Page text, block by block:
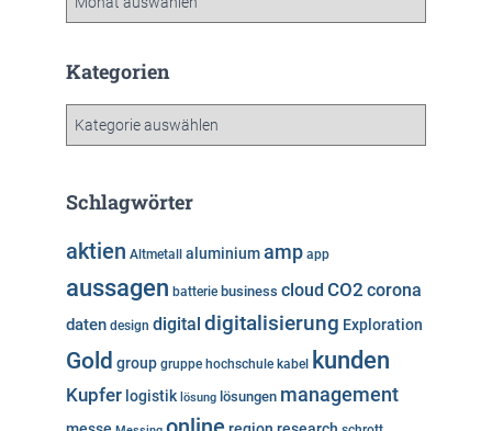
h
Kategorien
g
r
i
n
Schlagwörter
aktien Altmetall aluminiumamp app
aussagen batterie business cloud CO2 corona
daten design digital digitalisierung Exploration
Gold group gruppe hochschule kabel kunden
Kupfer logistik lösung lösungen management